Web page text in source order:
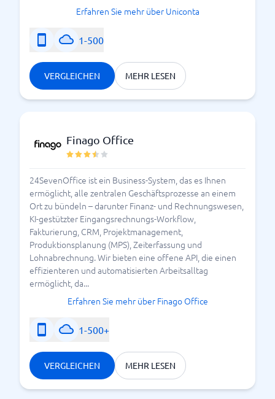
setzen deshalb auf eine flexibleCloud-Lösung, damit
Buchhaltungssoftware im
Vergleich: Welche
Unterschiede gibt es?
Buchhaltungssoftware Vergleich
betrachtet nicht nur den Preis, sondern auch
Wichtige Kriterien im Vergleich:
Kriterium Bedeutung
Nutzerfreundlichkeit
Wie intuitiv ist das
Programm?
Funktionen
Unterstützt die
und GuV?
DATEV Schnittstelle
mit dem
Steuerberater
Direkte Übertragung
Erfahren Sie mehr über Uniconta
1-500
VERGLEICHEN MEHR LESEN
Finago Office
24SevenOffice ist ein Business-System, das es Ihnen
ermöglicht, alle zentralen Geschäftsprozesse an einem
Ort zu bündeln – darunter Finanz- und Rechnungswesen,
KI-gestützter Eingangsrechnungs-Workflow,
Fakturierung, CRM, Projektmanagement,
Produktionsplanung (MPS), Zeiterfassung und
Lohnabrechnung. Wir bieten eine offene API, die einen
effizienteren und automatisierten Arbeitsalltag
ermöglicht, da...
Erfahren Sie mehr über Finago Office
1-500+
VERGLEICHEN MEHR LESEN